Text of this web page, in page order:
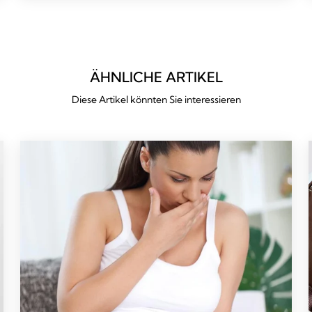
ÄHNLICHE ARTIKEL
Diese Artikel könnten Sie interessieren